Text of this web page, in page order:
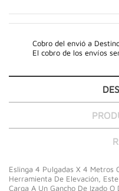
Cobro del envió a
El cobro de los envíos
Eslinga 4 Pulgadas X 4 Metros
Herramienta De Elevación,
Carga A Un Gancho De Izado